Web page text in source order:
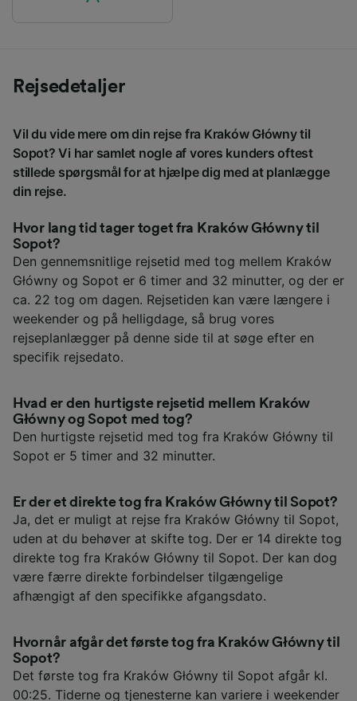
Rejsedetaljer
Vil du vide mere om din rejse fra Kraków Główny til
Sopot? Vi har samlet nogle af vores kunders oftest
stillede spørgsmål for at hjælpe dig med at planlægge
din rejse.
Hvor lang tid tager toget fra Kraków Główny til
Sopot?
Den gennemsnitlige rejsetid med tog mellem Kraków
Główny og Sopot er 6 timer and 32 minutter, og der er
ca. 22 tog om dagen. Rejsetiden kan være længere i
weekender og på helligdage, så brug vores
rejseplanlægger på denne side til at søge efter en
specifik rejsedato.
Hvad er den hurtigste rejsetid mellem Kraków
Główny og Sopot med tog?
Den hurtigste rejsetid med tog fra Kraków Główny til
Sopot er 5 timer and 32 minutter.
Er der et direkte tog fra Kraków Główny til Sopot?
Ja, det er muligt at rejse fra Kraków Główny til Sopot,
uden at du behøver at skifte tog. Der er 14 direkte tog
direkte tog fra Kraków Główny til Sopot. Der kan dog
være færre direkte forbindelser tilgængelige
afhængigt af den specifikke afgangsdato.
Hvornår afgår det første tog fra Kraków Główny til
Sopot?
Det første tog fra Kraków Główny til Sopot afgår kl.
00:25. Tiderne og tjenesterne kan variere i weekender